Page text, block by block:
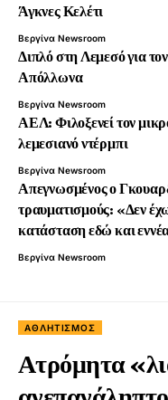
Άγκνες Κελέτι
Βεργίνα Newsroom
Διπλό στη Λεμεσό για
Απόλλωνα
Βεργίνα Newsroom
ΑΕΛ: Φιλοξενεί τον
λεμεσιανό ντέρμπι
Βεργίνα Newsroom
Απεγνωσμένος ο
τραυματισμούς: «Δεν
κατάσταση εδώ και
Βεργίνα Newsroom
ΑΘΛΗΤΙΣΜΌΣ
Ατρόμητα